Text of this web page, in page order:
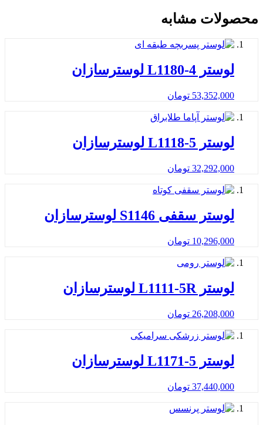
محصولات مشابه
لوستر L1180-4 لوسترسازان
53,352,000 تومان
لوستر L1118-5 لوسترسازان
32,292,000 تومان
لوستر سقفی S1146 لوسترسازان
10,296,000 تومان
لوستر L1111-5R لوسترسازان
26,208,000 تومان
لوستر L1171-5 لوسترسازان
37,440,000 تومان